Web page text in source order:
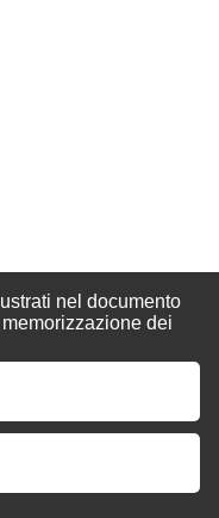
nel documento
dei